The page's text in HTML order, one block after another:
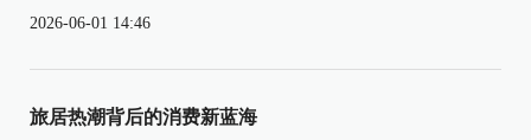
2026-06-01 14:46
旅居热潮背后的消费新蓝海